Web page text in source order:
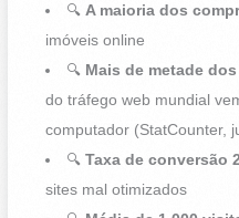
🔍 A maioria dos
imóveis online
🔍 Mais de metade
do tráfego web mundial
computador (StatCounter,
🔍 Taxa de conversão
sites mal otimizados